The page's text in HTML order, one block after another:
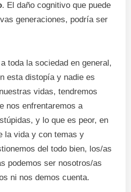
. El daño cognitivo que puede
generaciones, podría ser
toda la sociedad en general,
esta distopía y nadie es
vidas, tendremos
nos enfrentaremos a
y lo que es peor, en
la vida y con temas y
del todo bien, los/as
podemos ser nosotros/as
ni nos demos cuenta.